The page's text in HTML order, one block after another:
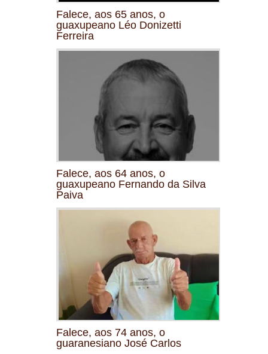
Falece, aos 65 anos, o
guaxupeano Léo Donizetti
Ferreira
Falece, aos 64 anos, o
guaxupeano Fernando da Silva
Paiva
Falece, aos 74 anos, o
guaranesiano José Carlos